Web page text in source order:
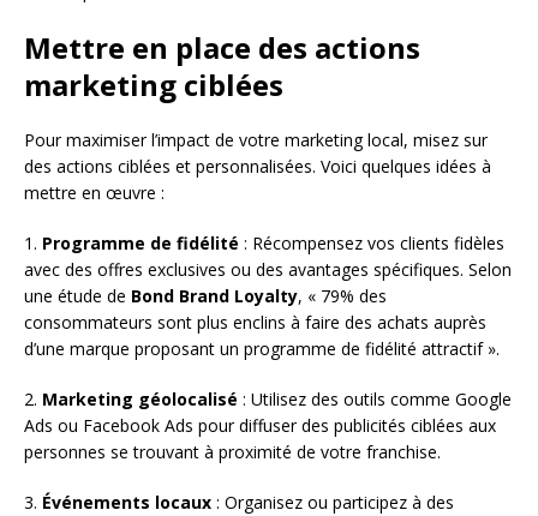
Mettre en place des actions
marketing ciblées
Pour maximiser l’impact de votre marketing local, misez sur
des actions ciblées et personnalisées. Voici quelques idées à
mettre en œuvre :
1. Programme de fidélité : Récompensez vos clients fidèles
avec des offres exclusives ou des avantages spécifiques. Selon
une étude de Bond Brand Loyalty, « 79% des
consommateurs sont plus enclins à faire des achats auprès
d’une marque proposant un programme de fidélité attractif ».
2. Marketing géolocalisé : Utilisez des outils comme Google
Ads ou Facebook Ads pour diffuser des publicités ciblées aux
personnes se trouvant à proximité de votre franchise.
3. Événements locaux : Organisez ou participez à des